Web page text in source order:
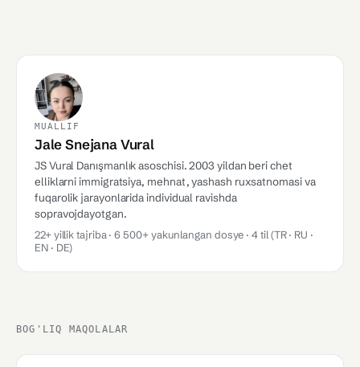
MUALLIF
Jale Snejana Vural
JS Vural Danışmanlık asoschisi. 2003 yildan beri chet
elliklarni immigratsiya, mehnat, yashash ruxsatnomasi va
fuqarolik jarayonlarida individual ravishda
sopravojdayotgan.
22+ yillik tajriba · 6 500+ yakunlangan dosye · 4 til (TR · RU ·
EN · DE)
BOG'LIQ MAQOLALAR